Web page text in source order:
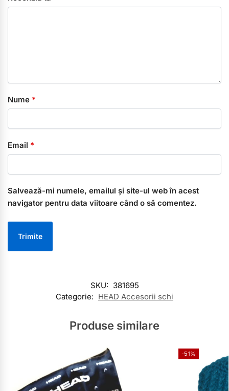
Nume *
Email *
Salvează-mi numele, emailul și site-ul web în acest
navigator pentru data viitoare când o să comentez.
SKU: 381695
Categorie: HEAD Accesorii schi
Produse similare
-51%